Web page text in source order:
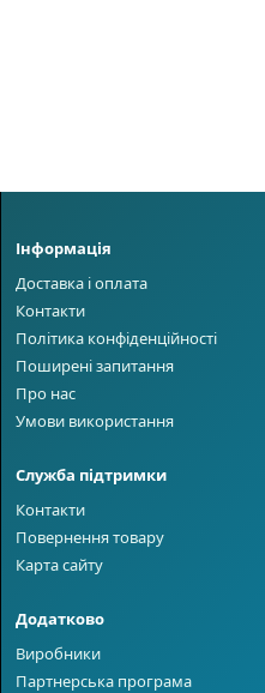
Інформація
Доставка і оплата
Контакти
Політика конфіденційності
Поширені запитання
Про нас
Умови використання
Служба підтримки
Контакти
Повернення товару
Карта сайту
Додатково
Виробники
Партнерська програма